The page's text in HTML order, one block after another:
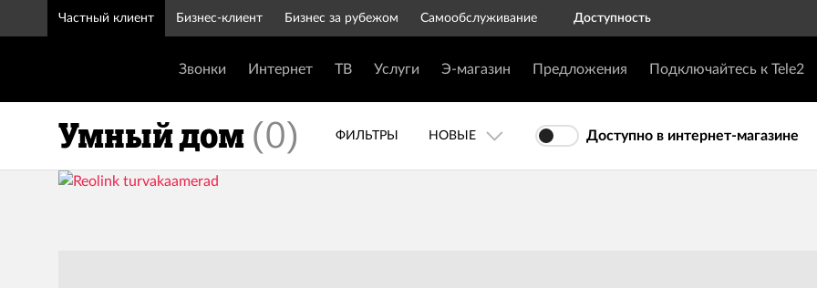
Частный клиент Бизнес-клиент Бизнес за рубежом Самообслуживание Доступность
Звонки Интернет ТВ Услуги Э-магазин Предложения Подключайтесь к Tele2
Умный дом (0) ФИЛЬТРЫ НОВЫЕ Доступно в интернет-магазине